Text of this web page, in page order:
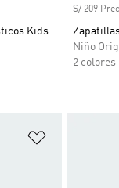
Kids
S/ 209
Niño
2 colores